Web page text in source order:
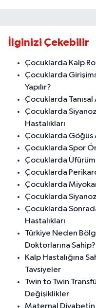
İlginizi Çekebilir
Çocuklarda Kalp
Çocuklarda
Yapılır?
Çocuklarda Tanısal
Çocuklarda
Hastalıkları
Çocuklarda Göğüs
Çocuklarda Spor
Çocuklarda
Çocuklarda
Çocuklarda
Çocuklarda
Çocuklarda
Hastalıkları
Türkiye Neden
Doktorlarına Sahip?
Kalp Hastalığına
Tavsiyeler
Twin to Twin
Değişiklikler
Maternal